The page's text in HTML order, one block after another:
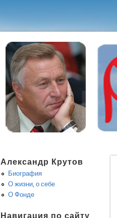
Александр Крутов
Биография
О жизни, о себе
О Фонде
Навигация по сайту